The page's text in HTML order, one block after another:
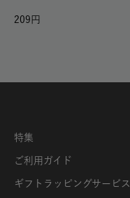
209
特集
ご利用ガイド
ギフトラッピングサービス